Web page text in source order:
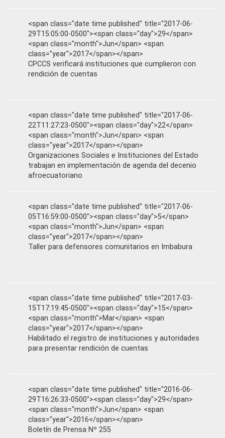
<span class="date time published" title="2017-06-
29T15:05:00-0500"><span class="day">29</span>
<span class="month">Jun</span> <span
class="year">2017</span></span>
CPCCS verificará instituciones que cumplieron con
rendición de cuentas
<span class="date time published" title="2017-06-
22T11:27:23-0500"><span class="day">22</span>
<span class="month">Jun</span> <span
class="year">2017</span></span>
Organizaciones Sociales e Instituciones del Estado
trabajan en implementación de agenda del decenio
afroecuatoriano
<span class="date time published" title="2017-06-
05T16:59:00-0500"><span class="day">5</span>
<span class="month">Jun</span> <span
class="year">2017</span></span>
Taller para defensores comunitarios en Imbabura
<span class="date time published" title="2017-03-
15T17:19:45-0500"><span class="day">15</span>
<span class="month">Mar</span> <span
class="year">2017</span></span>
Habilitado el registro de instituciones y autoridades
para presentar rendición de cuentas
<span class="date time published" title="2016-06-
29T16:26:33-0500"><span class="day">29</span>
<span class="month">Jun</span> <span
class="year">2016</span></span>
Boletín de Prensa Nº 255